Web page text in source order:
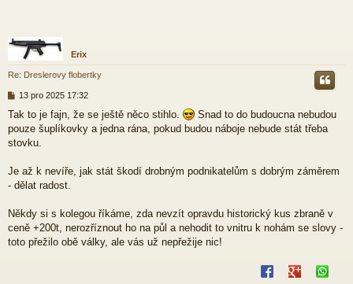
Erix
Re: Dreslerovy flobertky
P
í
s
p
e
k
13 pro 2025 17:32
Tak to je fajn, že se ještě něco stihlo.
Snad to do budoucna nebudou
pouze šuplíkovky a jedna rána, pokud budou náboje nebude stát třeba
stovku.
Je až k nevíře, jak stát škodí drobným podnikatelům s dobrým záměrem
- dělat radost.
Někdy si s kolegou říkáme, zda nevzít opravdu historický kus zbraně v
ceně +200t, nerozříznout ho na půl a nehodit to vnitru k nohám se slovy -
toto přežilo obě války, ale vás už nepřežije nic!